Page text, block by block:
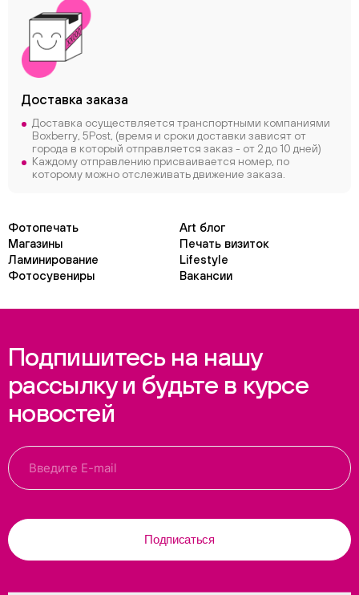
Доставка заказа
Доставка осуществляется транспортными компаниями
Boxberry, 5Post, (время и сроки доставки зависят от
города в который отправляется заказ - от 2 до 10 дней)
Каждому отправлению присваивается номер, по
которому можно отслеживать движение заказа.
Фотопечать
Art блог
Магазины
Печать визиток
Ламинирование
Lifestyle
Фотосувениры
Вакансии
Подпишитесь на нашу
рассылку и будьте в курсе
новостей
Подписаться